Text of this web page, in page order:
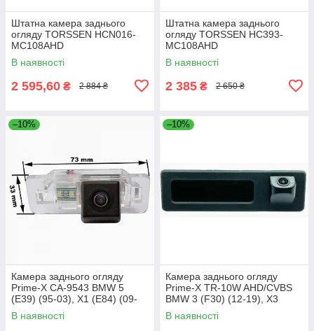
Штатна камера заднього
огляду TORSSEN HCN016-
MC108AHD
В наявності
2 595,60 ₴ 2 884 ₴
Штатна камера заднього
огляду TORSSEN HC393-
MC108AHD
В наявності
2 385 ₴ 2 650 ₴
–10%
Камера заднього огляду
Prime-X CA-9543 BMW 5
(E39) (95-03), X1 (E84) (09-
15), X3 (E83) (03-10), X5
(F15) (13-18),
В наявності
–10%
Камера заднього огляду
Prime-X TR-10W AHD/CVBS
BMW 3 (F30) (12-19), X3
(F25) (10-17), 5
(F10/F11/F07) (10-17)
В наявності